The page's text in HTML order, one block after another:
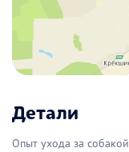
Детали
Опыт ухода за собакой